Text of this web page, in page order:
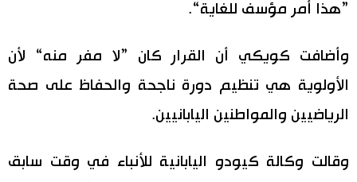
”هذا أمر مؤسف للغاية“.
وأضافت كويكي أن القرار كان ”لا مفر منه“ لأن
الأولوية هي تنظيم دورة ناجحة والحفاظ على صحة
الرياضيين والمواطنين اليابانيين.
وقالت وكالة كيودو اليابانية للأنباء في وقت سابق